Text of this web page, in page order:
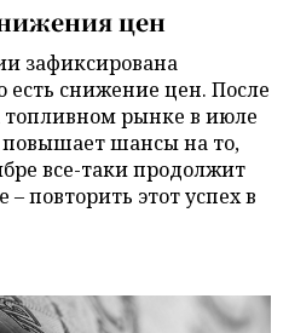
цен
зафиксирована
есть снижение цен. После
топливном рынке в июле
повышает шансы на то,
все-таки продолжит
– повторить этот успех в